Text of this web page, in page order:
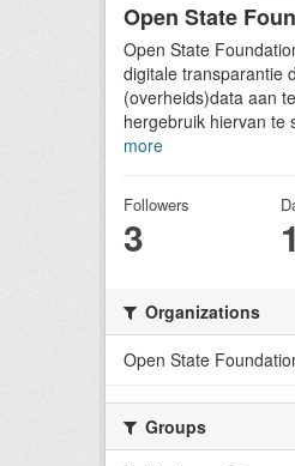
Open State
Open State
digitale transparantie
(overheids)data aan
hergebruik hiervan te
more
Followers
3 1
Organizations
Open State
Groups